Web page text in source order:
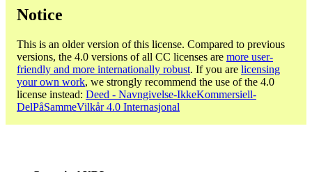
Notice
This is an older version of this license. Compared to previous
versions, the 4.0 versions of all CC licenses are more user-
friendly and more internationally robust. If you are licensing
your own work, we strongly recommend the use of the 4.0
license instead: Deed - Navngivelse-IkkeKommersiell-
DelPåSammeVilkår 4.0 Internasjonal